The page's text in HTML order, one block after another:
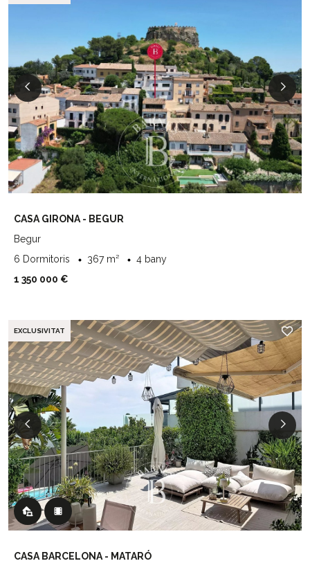
CASA GIRONA - BEGUR
Begur
6 Dormitoris
367 m²
4 bany
1 350 000 €
EXCLUSIVITAT
CASA BARCELONA - MATARÓ